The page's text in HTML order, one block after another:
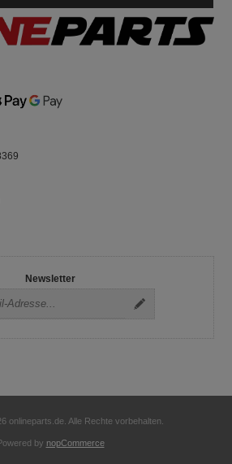
Newsletter
onlineparts.de. Alle Rechte vorbehalten.
by nopCommerce